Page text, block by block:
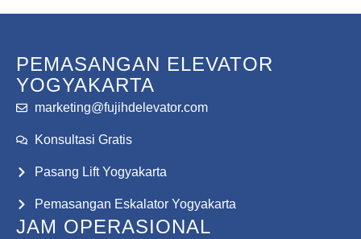
PEMASANGAN ELEVATOR
YOGYAKARTA
marketing@fujihdelevator.com
Konsultasi Gratis
Pasang Lift Yogyakarta
Pemasangan Eskalator Yogyakarta
JAM OPERASIONAL